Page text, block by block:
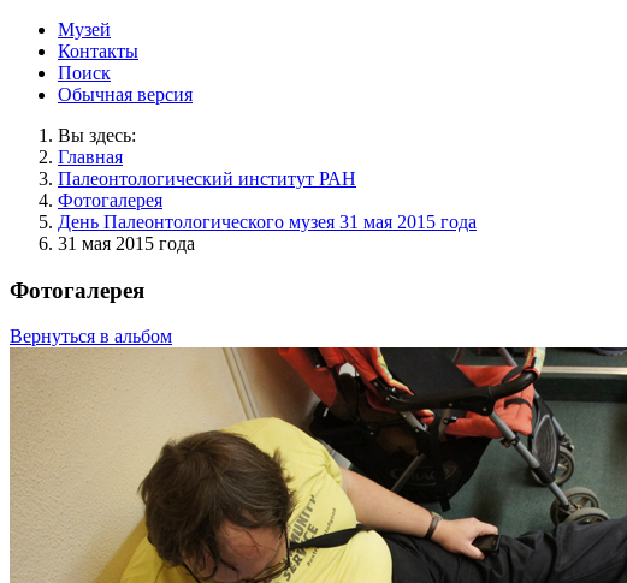
Музей
Контакты
Поиск
Обычная версия
Вы здесь:
Главная
Палеонтологический институт РАН
Фотогалерея
День Палеонтологического музея 31 мая 2015 года
31 мая 2015 года
Фотогалерея
Вернуться в альбом